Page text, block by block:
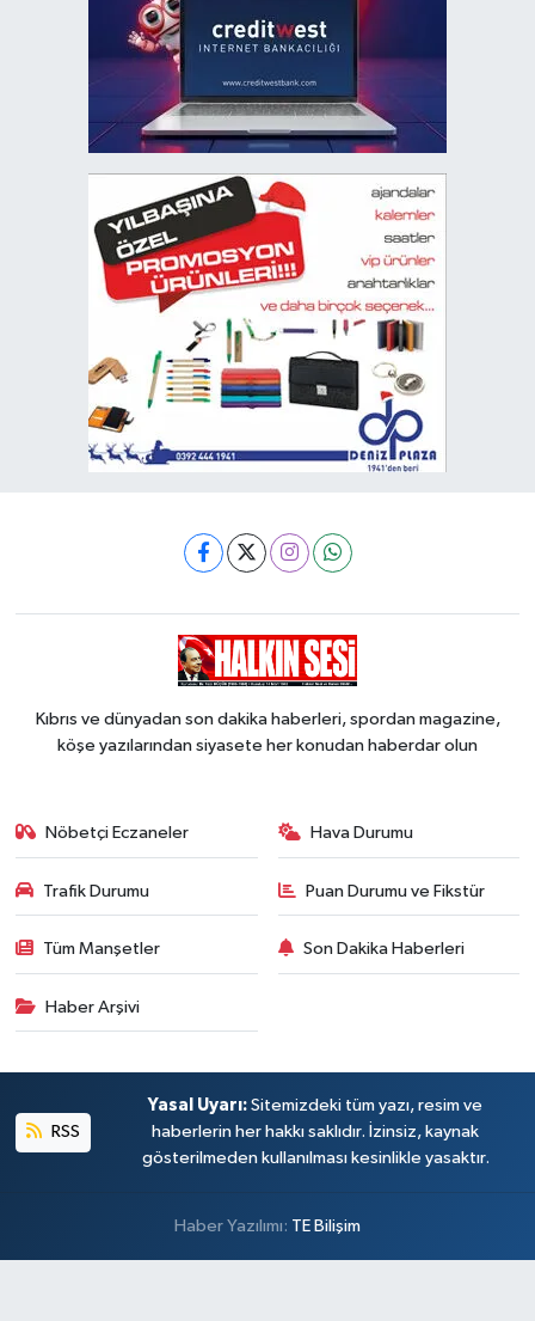
Kıbrıs ve dünyadan son dakika haberleri, spordan magazine,
köşe yazılarından siyasete her konudan haberdar olun
Nöbetçi Eczaneler Hava Durumu
Trafik Durumu Puan Durumu ve Fikstür
Tüm Manşetler Son Dakika Haberleri
Haber Arşivi
RSS
Yasal Uyarı: Sitemizdeki tüm yazı, resim ve
haberlerin her hakkı saklıdır. İzinsiz, kaynak
gösterilmeden kullanılması kesinlikle yasaktır.
Haber Yazılımı: TE Bilişim